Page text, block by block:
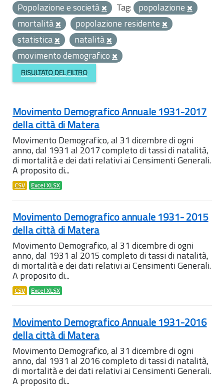
Popolazione e società
Tag: popolazione
mortalità
popolazione residente
statistica
natalità
movimento demografico
RISULTATO DEL FILTRO
Movimento Demografico Annuale 1931-2017
della città di Matera
Movimento Demografico, al 31 dicembre di ogni
anno, dal 1931 al 2017 completo di tassi di natalità,
di mortalità e dei dati relativi ai Censimenti Generali.
A proposito di...
CSV Excel XLSX
Movimento Demografico annuale 1931- 2015
della città di Matera
Movimento Demografico, al 31 dicembre di ogni
anno, dal 1931 al 2015 completo di tassi di natalità,
di mortalità e dei dati relativi ai Censimenti Generali.
A proposito di...
CSV Excel XLSX
Movimento Demografico Annuale 1931-2016
della città di Matera
Movimento Demografico, al 31 dicembre di ogni
anno, dal 1931 al 2016 completo di tassi di natalità,
di mortalità e dei dati relativi ai Censimenti Generali.
A proposito di...